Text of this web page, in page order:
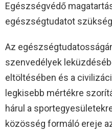
Egészségvédő
egészségtudatot
Az
szenvedélyek
eltöltésében és a
legkisebb mértékre
hárul a
közösség formáló ereje